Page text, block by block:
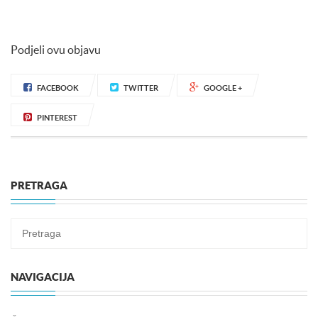
Podjeli ovu objavu
FACEBOOK TWITTER GOOGLE +
PINTEREST
PRETRAGA
NAVIGACIJA